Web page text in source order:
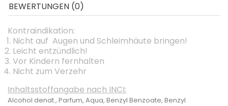
BEWERTUNGEN (0)
Kontraindikation:
Nicht auf Augen und Schleimhäute bringen!
Leicht entzündlich!
Vor Kindern fernhalten
Nicht zum Verzehr
Inhaltsstoffangabe nach INCI:
Alcohol denat., Parfum, Aqua, Benzyl Benzoate, Benzyl